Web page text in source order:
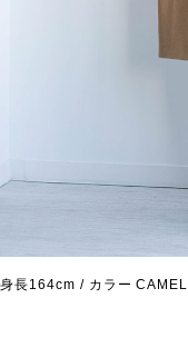
身長164cm / カラー CAMEL